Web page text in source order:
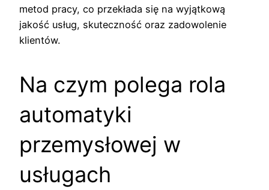
metod pracy, co przekłada się na wyjątkową
jakość usług, skuteczność oraz zadowolenie
klientów.
Na czym polega rola
automatyki
przemysłowej w
usługach